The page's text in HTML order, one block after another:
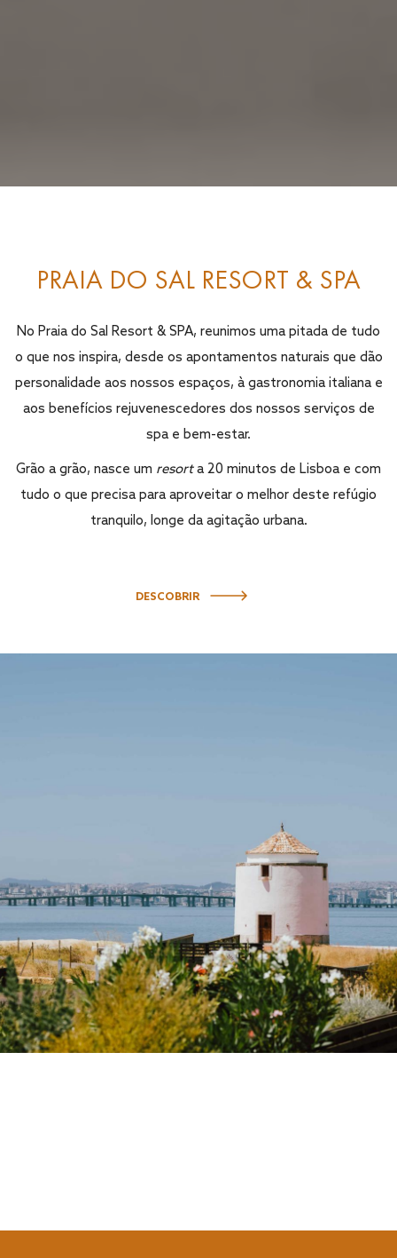
PRAIA DO SAL RESORT & SPA
No Praia do Sal Resort & SPA, reunimos uma pitada de tudo
o que nos inspira, desde os apontamentos naturais que dão
personalidade aos nossos espaços, à gastronomia italiana e
aos benefícios rejuvenescedores dos nossos serviços de
spa e bem-estar.
Grão a grão, nasce um resorta 20 minutos de Lisboa e com
tudo o que precisa para aproveitar o melhor deste refúgio
tranquilo, longe da agitação urbana.
DESCOBRIR